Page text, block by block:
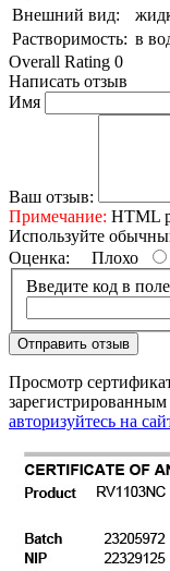
Внешний вид:
Растворимость: в
Overall Rating 0
Написать отзыв
Имя
Ваш отзыв:
Примечание: HTML
Используйте
Оценка: Плохо
Введите код в
Отправить отзыв
Просмотр
зарегистрированным
авторизуйтесь на